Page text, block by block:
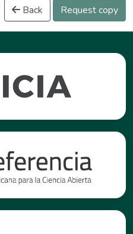
Back Request copy